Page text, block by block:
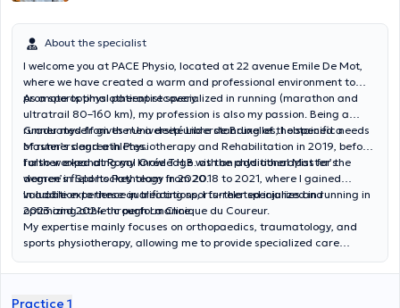
About the specialist
I welcome you at PACE Physio, located at 22 avenue Emile De Mot,
where we have created a warm and professional environment to
promote optimal patient recovery.
As a sports physiotherapist specialized in running (marathon and
ultratrail 80–160 km), my profession is also my passion. Being a
runner myself gives me a deep understanding of the specific needs
of runners and athletes.
Graduated from the Université Libre de Bruxelles, I obtained a
Master’s degree in Physiotherapy and Rehabilitation in 2019, before
further expanding my knowledge with an additional Master’s
degree in Sports Pathology in 2020.
I also worked at Royal Orée T.H.B. as the physiotherapist for the
women’s field hockey team from 2018 to 2021, where I gained
valuable experience in treating sports-related injuries and
optimizing athletic performance.
In addition to these qualifications, I further specialized in running in
2023 and 2024 through La Clinique du Coureur.
My expertise mainly focuses on orthopaedics, traumatology, and
sports physiotherapy, allowing me to provide specialized care
and careful listening, I am committed to delivering personalized
Practice 1